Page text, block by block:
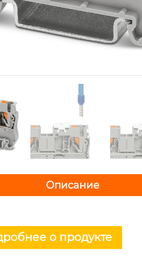
Описание
о продукте